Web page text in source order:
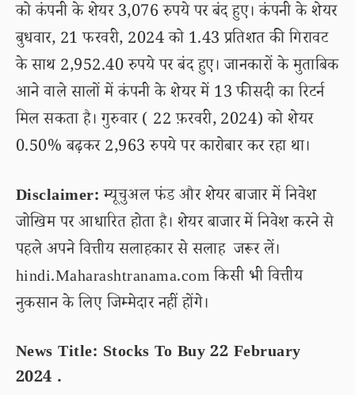
को कंपनी के शेयर 3,076 रुपये पर बंद हुए। कंपनी के शेयर
बुधवार, 21 फरवरी, 2024 को 1.43 प्रतिशत की गिरावट
के साथ 2,952.40 रुपये पर बंद हुए। जानकारों के मुताबिक
आने वाले सालों में कंपनी के शेयर में 13 फीसदी का रिटर्न
मिल सकता है। गुरुवार ( 22 फ़रवरी, 2024) को शेयर
0.50% बढ़कर 2,963 रुपये पर कारोबार कर रहा था।
Disclaimer:म्यूचुअल फंड और शेयर बाजार में निवेश
जोखिम पर आधारित होता है। शेयर बाजार में निवेश करने से
पहले अपने वित्तीय सलाहकार से सलाह जरूर लें।
hindi.Maharashtranama.com किसी भी वित्तीय
नुकसान के लिए जिम्मेदार नहीं होंगे।
News Title: Stocks To Buy 22 February
2024 .